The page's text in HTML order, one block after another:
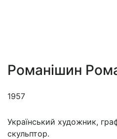
Романішин
1957
Український художник,
скульптор.